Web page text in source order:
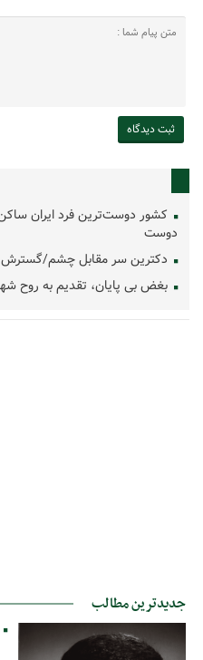
کشور دوست‌ترین فرد ایران
دوست
دکترین سر مقابل چشم/گسترش
بغض بی پایان، تقدیم به روح
جدیدترین مطالب